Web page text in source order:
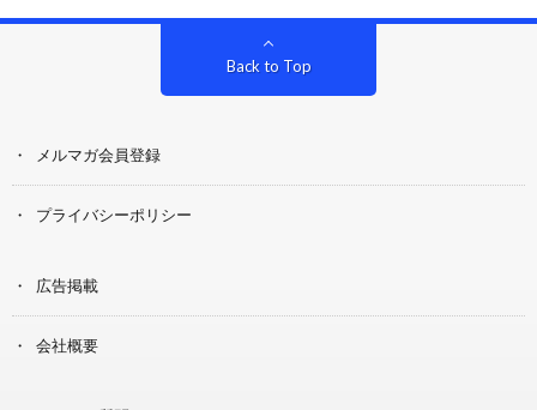
Back to Top
メルマガ会員登録
プライバシーポリシー
広告掲載
会社概要